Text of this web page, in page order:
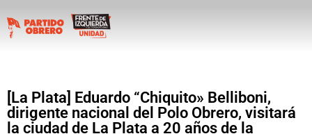
[La Plata] Eduardo “Chiquito» Belliboni,
dirigente nacional del Polo Obrero, visitará
la ciudad de La Plata a 20 años de la